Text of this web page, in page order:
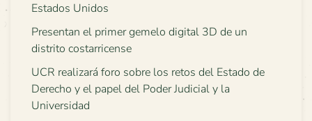
Estados Unidos
Presentan el primer gemelo digital 3D de un
distrito costarricense
UCR realizará foro sobre los retos del Estado de
Derecho y el papel del Poder Judicial y la
Universidad